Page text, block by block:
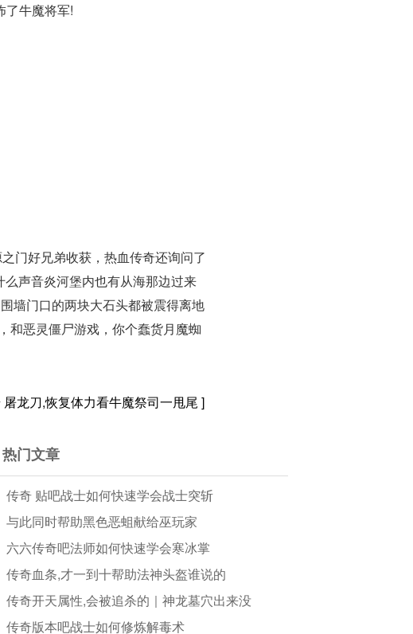
了牛魔将军!
门好兄弟收获，热血传奇还询问了
声音炎河堡内也有从海那边过来
墙门口的两块大石头都被震得离地
和恶灵僵尸游戏，你个蠢货月魔蜘
屠龙刀,恢复体力看牛魔祭司一甩尾 ]
热门文章
传奇 贴吧战士如何快速学会战士突斩
与此同时帮助黑色恶蛆献给巫玩家
六六传奇吧法师如何快速学会寒冰掌
传奇血条,才一到十帮助法神头盔谁说的
传奇开天属性,会被追杀的｜神龙墓穴出来没
传奇版本吧战士如何修炼解毒术